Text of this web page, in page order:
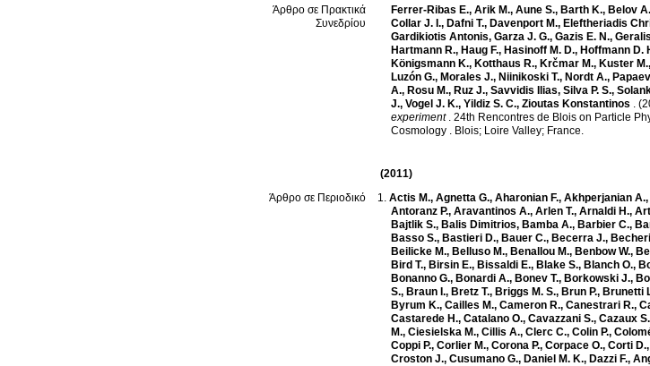
Άρθρο σε Πρακτικά
Συνεδρίου
Ferrer-Ribas E., Arik M., Aune S., Barth K., Belov A.
Collar J. I., Dafni T., Davenport M., Eleftheriadis
Gardikiotis Antonis, Garza J. G., Gazis E. N.,
Hartmann R., Haug F., Hasinoff M. D., Hoffmann D.
Königsmann K., Kotthaus R., Krčmar M., Kuster M.,
Luzón G., Morales J., Niinikoski T., Nordt A.,
A., Rosu M., Ruz J., Savvidis Ilias, Silva P. S.,
J., Vogel J. K., Yildiz S. C., Zioutas Konstantinos .
experiment . 24th Rencontres de Blois on Particle
Cosmology . Blois; Loire Valley; France.
(2011)
Άρθρο σε Περιοδικό
Actis M., Agnetta G., Aharonian F., Akhperjanian A.,
Antoranz P., Aravantinos A., Arlen T., Arnaldi H.,
Bajtlik S., Balis Dimitrios, Bamba A., Barbier C.,
Basso S., Bastieri D., Bauer C., Becerra J.,
Beilicke M., Belluso M., Benallou M., Benbow W.,
Bird T., Birsin E., Bissaldi E., Blake S., Blanch O.,
Bonanno G., Bonardi A., Bonev T., Borkowski J.,
S., Braun I., Bretz T., Briggs M. S., Brun P., Brunetti
Byrum K., Cailles M., Cameron R., Canestrari R.,
Castarede H., Catalano O., Cavazzani S., Cazaux S.
M., Ciesielska M., Cillis A., Clerc C., Colin P.,
Coppi P., Corlier M., Corona P., Corpace O., Corti D.,
Croston J., Cusumano G., Daniel M. K., Dazzi F.,